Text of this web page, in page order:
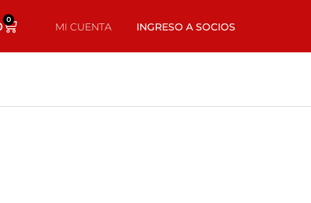
0
MI CUENTA INGRESO A SOCIOS